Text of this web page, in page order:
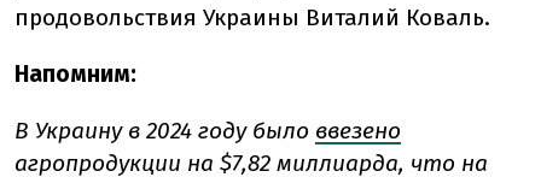
продовольствия Украины Виталий Коваль.
Напомним:
В Украину в 2024 году было ввезено
агропродукции на $7,82 миллиарда, что на